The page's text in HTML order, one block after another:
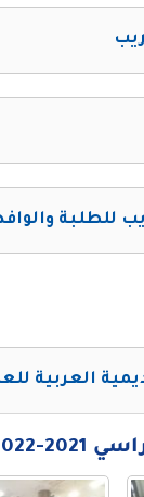
للطلبة
العربية
2022